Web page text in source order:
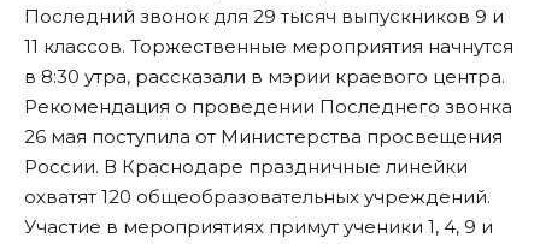
Последний звонок для 29 тысяч выпускников 9 и
11 классов. Торжественные мероприятия начнутся
в 8:30 утра, рассказали в мэрии краевого центра.
Рекомендация о проведении Последнего звонка
26 мая поступила от Министерства просвещения
России. В Краснодаре праздничные линейки
охватят 120 общеобразовательных учреждений.
Участие в мероприятиях примут ученики 1, 4, 9 и